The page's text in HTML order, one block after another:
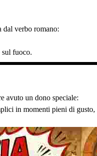
dal verbo romano:
sul fuoco.
avuto un dono speciale:
in momenti pieni di